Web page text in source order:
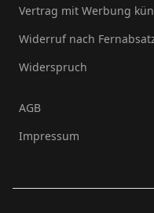
Vertrag mit Werbung
Widerruf nach
Widerspruch
AGB
Impressum